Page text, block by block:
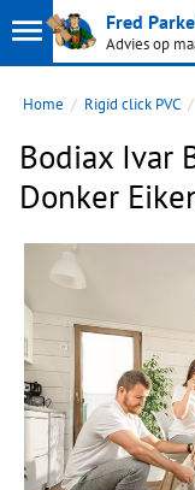
ToonFred
Advies op
Home Rigid click PVC
Bodiax Ivar
Donker